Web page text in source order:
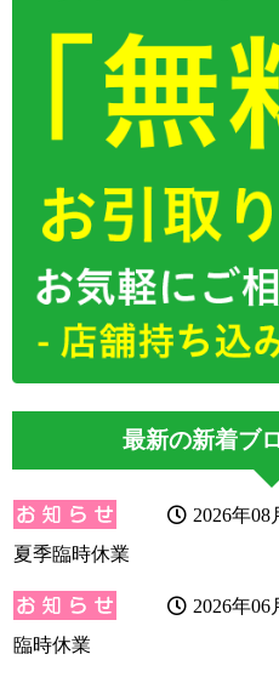
最新の新着ブ
2026年08
夏季臨時休業
2026年06
臨時休業